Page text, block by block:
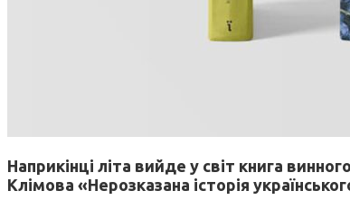
Наприкінці літа вийде у світ книга
Клімова «Нерозказана історія